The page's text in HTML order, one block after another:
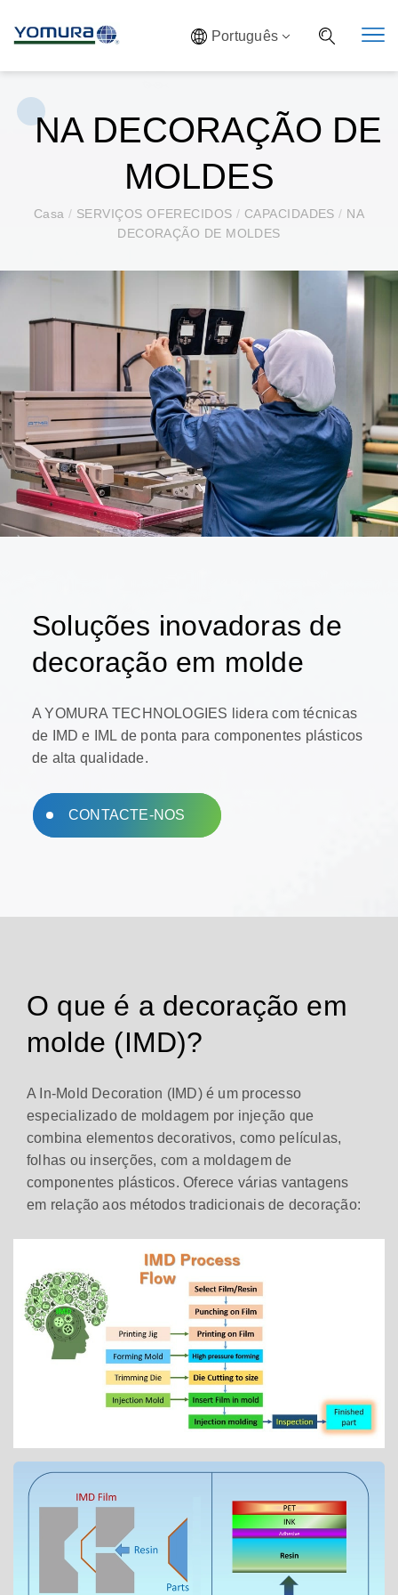
Português
NA DECORAÇÃO DE
MOLDES
Casa/ SERVIÇOS OFERECIDOS/ CAPACIDADES/ NA
DECORAÇÃO DE MOLDES
Soluções inovadoras de
decoração em molde
A YOMURA TECHNOLOGIES lidera com técnicas
de IMD e IML de ponta para componentes plásticos
de alta qualidade.
CONTACTE-NOS
O que é a decoração em
molde (IMD)?
A In-Mold Decoration (IMD) é um processo
especializado de moldagem por injeção que
combina elementos decorativos, como películas,
folhas ou inserções, com a moldagem de
componentes plásticos. Oferece várias vantagens
em relação aos métodos tradicionais de decoração: